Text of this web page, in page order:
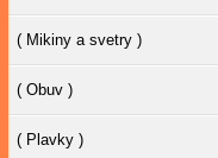
( Mikiny a svetry )
( Obuv )
( Plavky )